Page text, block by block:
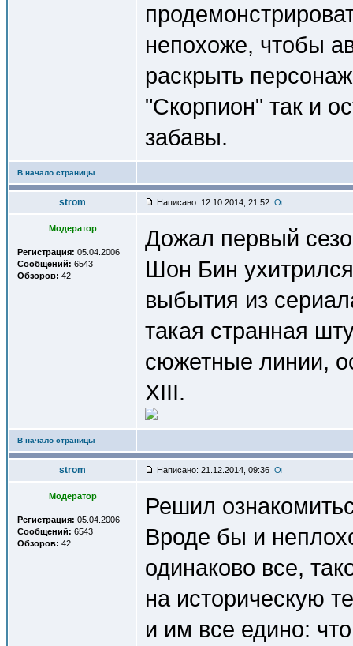
непохоже, чтобы
раскрыть
"Скорпион" так и
забавы.
В начало страницы
strom Написано: 12.10.2014, 21:52
Модератор
Регистрация: 05.04.2006
Сообщений: 6543
Обзоров: 42
Дожал первый
Шон Бин
выбытия из
такая странная
сюжетные линии,
XIII.
В начало страницы
strom Написано: 21.12.2014, 09:36
Модератор
Регистрация: 05.04.2006
Сообщений: 6543
Обзоров: 42
Решил
Вроде бы и
одинаково все,
на историческую
и им все едино: